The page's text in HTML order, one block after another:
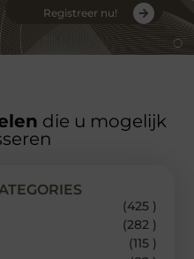
Registreer nu!
die u mogelijk
(425 )
(282 )
(115 )